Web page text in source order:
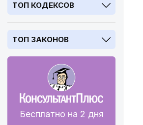
ТОП КОДЕКСОВ
ТОП ЗАКОНОВ
Бесплатно на 2 дня